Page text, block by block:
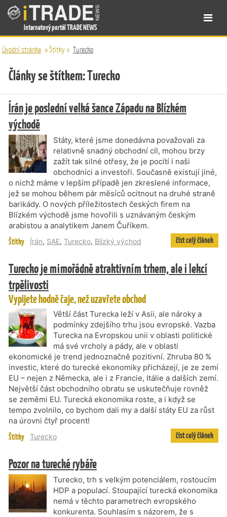
Internetový portál TRADE NEWS
Úvodní stránka »Štítky» Turecko
Články se štítkem: Turecko
Írán je poslední velká šance Západu na Blízkém
východě
Státy, které jsme donedávna považovali za
relativně snadný obchodní cíl, mohou brzy
zažít tak silné otřesy, že je pocítí i naši
obchodníci a investoři. Současně existují jiné,
o nichž máme v lepším případě jen zkreslené informace,
jež se mohou během pár měsíců ocitnout na druhé straně
barikády. O nových příležitostech českých firem na
Blízkém východě jsme hovořili s uznávaným českým
arabistou a analytikem Janem Čuříkem.
Štítky Írán, SAE, Turecko, Blízký východ číst celý článek
Turecko je mimořádně atraktivním trhem, ale i lekcí
trpělivosti
Vypijete hodně čaje, než uzavřete obchod
Větší část Turecka leží v Asii, ale nároky a
podmínky zdejšího trhu jsou evropské. Vazba
Turecka na Evropskou unii v oblasti politické
má své vrcholy a pády, ale v oblasti
ekonomické je trend jednoznačně pozitivní. Zhruba 80 %
investic, které do turecké ekonomiky přicházejí, je ze zemí
EU – nejen z Německa, ale i z Francie, Itálie a dalších zemí.
Největší část obchodního obratu se uskutečňuje rovněž
se zeměmi EU. Turecká ekonomika roste, a i když se
tempo zvolnilo, co bychom dali my a další státy EU za růst
na úrovni čtyř procent!
Štítky Turecko číst celý článek
Pozor na turecké rybáře
Turecko, trh s velkým potenciálem, rostoucím
HDP a populací. Stoupající turecká ekonomika
nemá v těchto parametrech evropského
konkurenta. Souhlasím s názorem, že s